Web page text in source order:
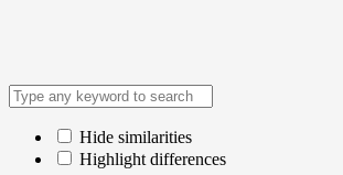
Hide similarities
Highlight differences